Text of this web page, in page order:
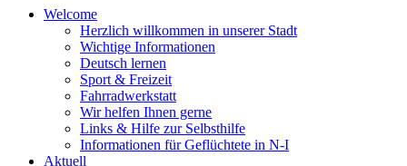
Welcome
Herzlich willkommen in unserer Stadt
Wichtige Informationen
Deutsch lernen
Sport & Freizeit
Fahrradwerkstatt
Wir helfen Ihnen gerne
Links & Hilfe zur Selbsthilfe
Informationen für Geflüchtete in N-I
Aktuell